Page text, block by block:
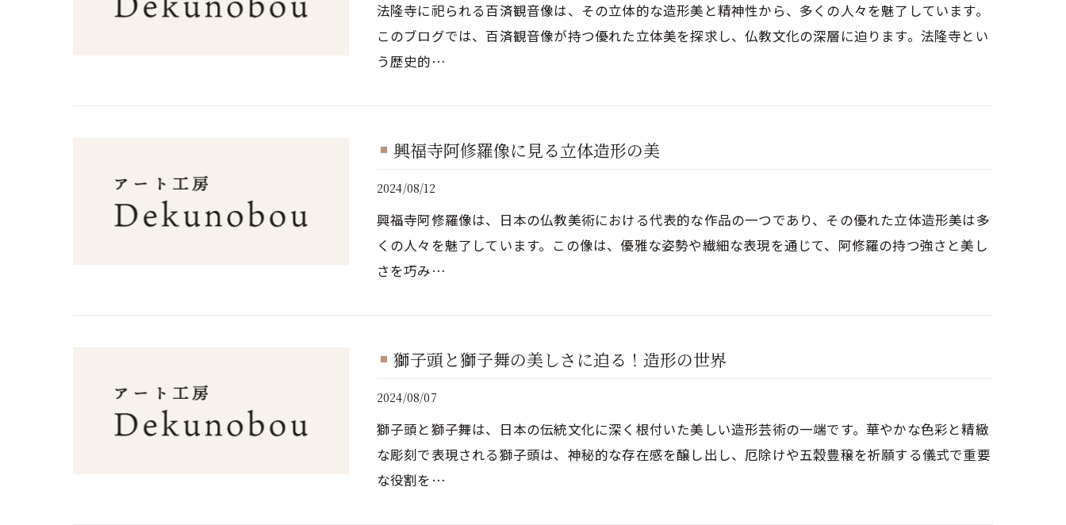
法隆寺に祀られる百済観音像は、その立体的な造形美と精神性から、多くの人々を魅了しています。
このブログでは、百済観音像が持つ優れた立体美を探求し、仏教文化の深層に迫ります。法隆寺とい
う歴史的…
興福寺阿修羅像に見る立体造形の美
2024/08/12
興福寺阿修羅像は、日本の仏教美術における代表的な作品の一つであり、その優れた立体造形美は多
くの人々を魅了しています。この像は、優雅な姿勢や繊細な表現を通じて、阿修羅の持つ強さと美し
さを巧み…
獅子頭と獅子舞の美しさに迫る！造形の世界
2024/08/07
獅子頭と獅子舞は、日本の伝統文化に深く根付いた美しい造形芸術の一端です。華やかな色彩と精緻
な彫刻で表現される獅子頭は、神秘的な存在感を醸し出し、厄除けや五穀豊穣を祈願する儀式で重要
な役割を…